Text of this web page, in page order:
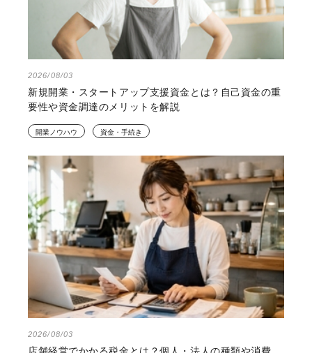
2026/08/03
新規開業・スタートアップ支援資金とは？自己資金の重
要性や資金調達のメリットを解説
開業ノウハウ 資金・手続き
2026/08/03
店舗経営でかかる税金とは？個人・法人の種類や消費